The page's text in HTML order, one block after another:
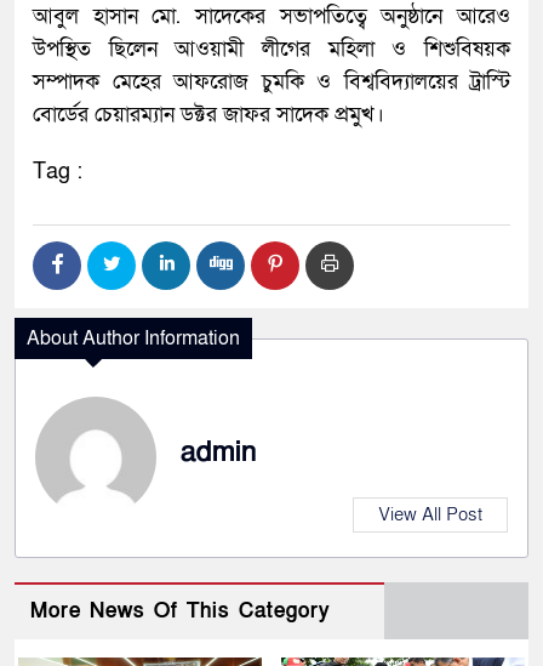
আবুল হাসান মো. সাদেকের সভাপতিত্বে অনুষ্ঠানে আরেও
উপস্থিত ছিলেন আওয়ামী লীগের মহিলা ও শিশুবিষয়ক
সম্পাদক মেহের আফরোজ চুমকি ও বিশ্ববিদ্যালয়ের ট্রাস্টি
বোর্ডের চেয়ারম্যান ডক্টর জাফর সাদেক প্রমুখ।
Tag :
About Author Information
admin
View All Post
More News Of This Category